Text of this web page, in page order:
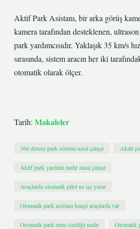
Aktif Park Asistanı, bir arka görüş
kamera tarafından desteklenen,
park yardımcısıdır. Yaklaşık 35 km/s
sırasında, sistem aracın her iki
otomatik olarak ölçer.
Tarih: Makaleler
360 derece park sistemi nasıl çalışır Akıllı
Aktif park yardımı nedir nasıl çalışır
Araçlarda otomatik pilot ne işe yarar
Otomatik park asistanı hangi araçlarda var
Otomatik park etme özelliği nedir Otomatik